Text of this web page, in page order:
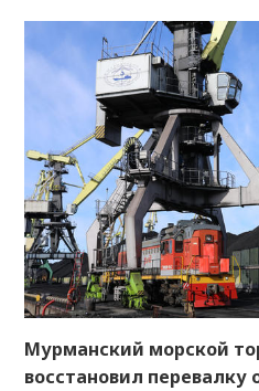
Мурманский морской
восстановил перевалку